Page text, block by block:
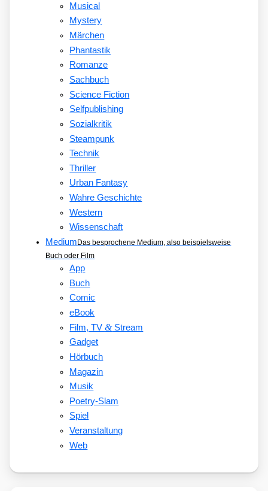
Musical
Mystery
Märchen
Phantastik
Romanze
Sachbuch
Science Fiction
Selfpublishing
Sozialkritik
Steampunk
Technik
Thriller
Urban Fantasy
Wahre Geschichte
Western
Wissenschaft
Medium Das besprochene Medium, also beispielsweise
Buch oder Film
App
Buch
Comic
eBook
Film, TV&Stream
Gadget
Hörbuch
Magazin
Musik
Poetry-Slam
Spiel
Veranstaltung
Web